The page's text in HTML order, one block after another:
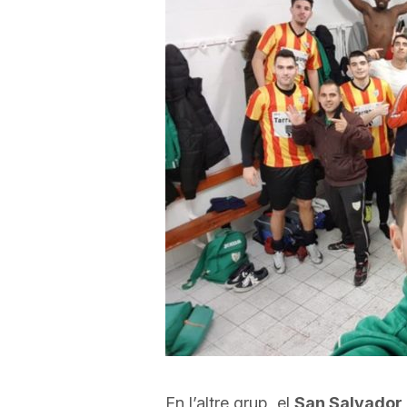
a
r
r
g
o
En l’altre grup, el San Salvador